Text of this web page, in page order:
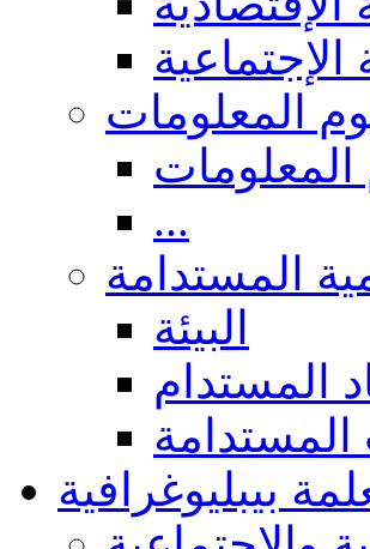
الإجتماعية
المعلومات
...
المستدامة
البيئة
المستدام
بيبليوغرافية